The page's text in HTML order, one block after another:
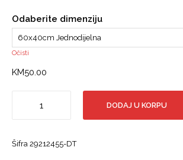
Odaberite dimenziju
Očisti
KM50.00
Kil
DODAJ U KORPU
Šifra 29212455-DT